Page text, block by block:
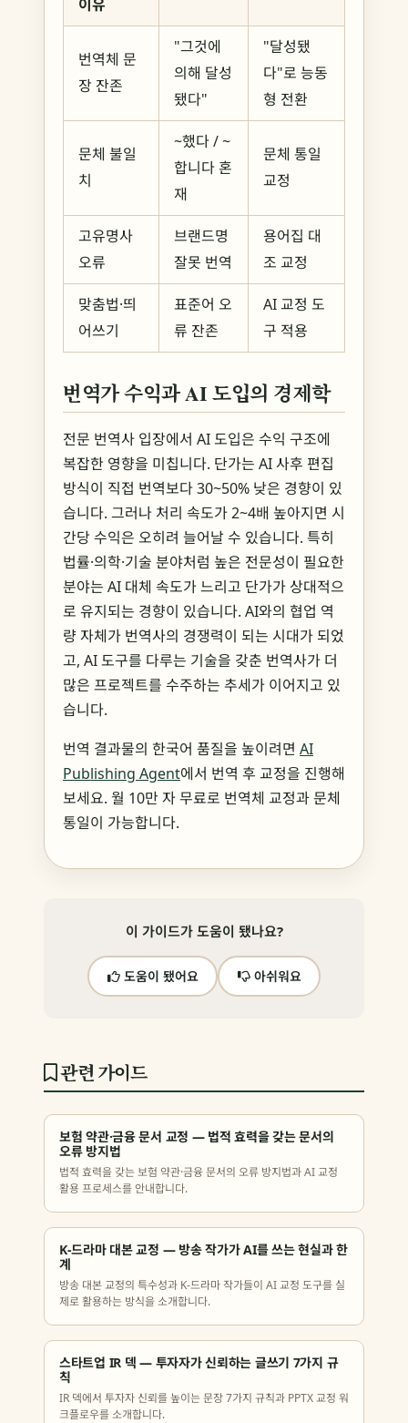
이유
번역체 문
장 잔존
"그것에
의해 달성
됐다"
"달성됐
다"로 능동
형 전환
문체 불일
치
~했다 / ~
합니다 혼
재
문체 통일
교정
고유명사
오류
브랜드명
잘못 번역
용어집 대
조 교정
맞춤법·띄
어쓰기
표준어 오
류 잔존
AI 교정 도
구 적용
번역가 수익과 AI 도입의 경제학
전문 번역사 입장에서 AI 도입은 수익 구조에
복잡한 영향을 미칩니다. 단가는 AI 사후 편집
방식이 직접 번역보다 30~50% 낮은 경향이 있
습니다. 그러나 처리 속도가 2~4배 높아지면 시
간당 수익은 오히려 늘어날 수 있습니다. 특히
법률·의학·기술 분야처럼 높은 전문성이 필요한
분야는 AI 대체 속도가 느리고 단가가 상대적으
로 유지되는 경향이 있습니다. AI와의 협업 역
량 자체가 번역사의 경쟁력이 되는 시대가 되었
고, AI 도구를 다루는 기술을 갖춘 번역사가 더
많은 프로젝트를 수주하는 추세가 이어지고 있
습니다.
번역 결과물의 한국어 품질을 높이려면 AI
Publishing Agent에서 번역 후 교정을 진행해
보세요. 월 10만 자 무료로 번역체 교정과 문체
통일이 가능합니다.
이 가이드가 도움이 됐나요?
도움이 됐어요 아쉬워요
관련 가이드
보험 약관·금융 문서 교정 — 법적 효력을 갖는 문서의
오류 방지법
법적 효력을 갖는 보험 약관·금융 문서의 오류 방지법과 AI 교정
활용 프로세스를 안내합니다.
K-드라마 대본 교정 — 방송 작가가 AI를 쓰는 현실과 한
계
방송 대본 교정의 특수성과 K-드라마 작가들이 AI 교정 도구를 실
제로 활용하는 방식을 소개합니다.
스타트업 IR 덱 — 투자자가 신뢰하는 글쓰기 7가지 규
칙
IR 덱에서 투자자 신뢰를 높이는 문장 7가지 규칙과 PPTX 교정 워
크플로우를 소개합니다.